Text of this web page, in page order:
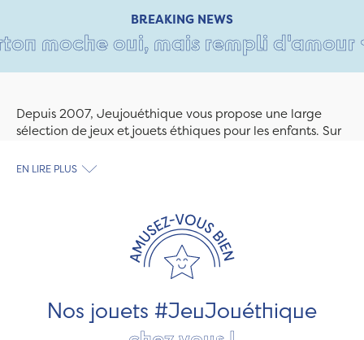
BREAKING NEWS
moche oui, mais rempli d'amour •
Depuis 2007, Jeujouéthique vous propose une large
sélection de jeux et jouets éthiques pour les enfants. Sur
découvrez le plus grand choix de jouets en bois
les jeux et jouets en bois de qualité et engagés dans le
développement durable. Ils nous fabriquent des jouets
pour les jeunes enfants, des jeux d'éveil, des jeux de
société, des jouets d'imitation, des jeux de plein air, ... et
EN LIRE PLUS
Nos jouets #JeuJouéthique